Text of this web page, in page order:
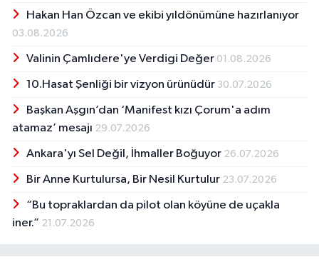
Hakan Han Özcan ve ekibi yıldönümüne hazırlanıyor
03.08.2026
Valinin Çamlıdere'ye Verdigi Değer 01.08.2026
10.Hasat Şenliği bir vizyon ürünüdür 30.07.2026
Başkan Aşgın’dan ‘Manifest kızı Çorum'a adım
atamaz’ mesajı 29.07.2026
Ankara'yı Sel Değil, İhmaller Boğuyor 26.07.2026
Bir Anne Kurtulursa, Bir Nesil Kurtulur 23.07.2026
“Bu topraklardan da pilot olan köyüne de uçakla
iner.” 21.07.2026